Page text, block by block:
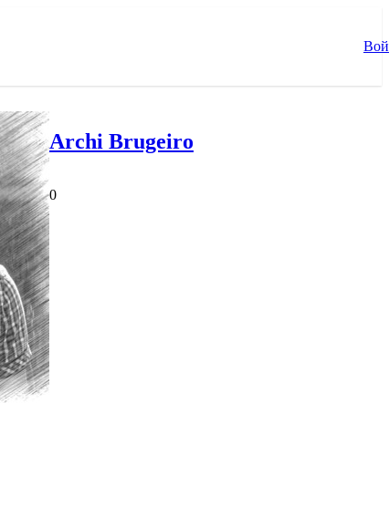
Archi Brugeiro
0